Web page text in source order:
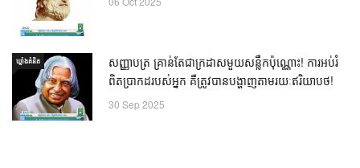
ឃ្លាំង​គំនិត
សញ្ញាបត្រ គ្រាន់តែជាក្រដាសមួយសន្លឹកប៉ុណ្ណោះ! ការអប់រំ
ពិតប្រាកដរបស់អ្នក គឺត្រូវបានបង្ហាញតាមរយៈឥរិយាបថ!
30 Sep 2025